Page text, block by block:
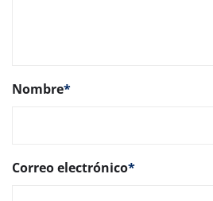
Nombre*
Correo electrónico*